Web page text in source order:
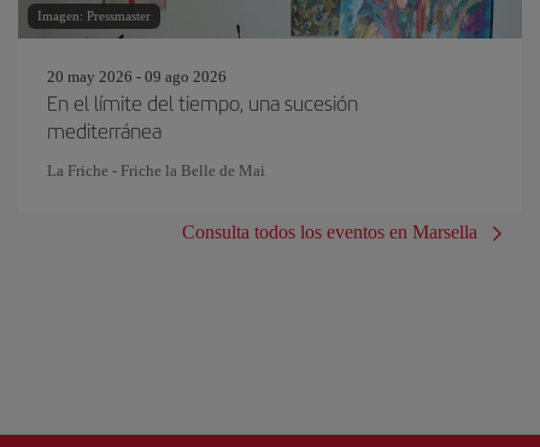
Imagen: Pressmaster
20 may 2026 - 09 ago 2026
En el límite del tiempo, una sucesión
mediterránea
La Friche - Friche la Belle de Mai
Consulta todos los eventos en Marsella